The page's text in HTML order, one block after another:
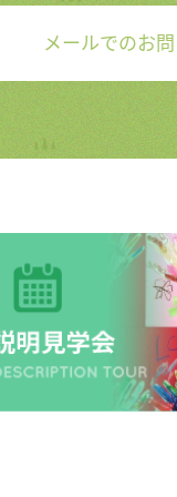
メールでのお